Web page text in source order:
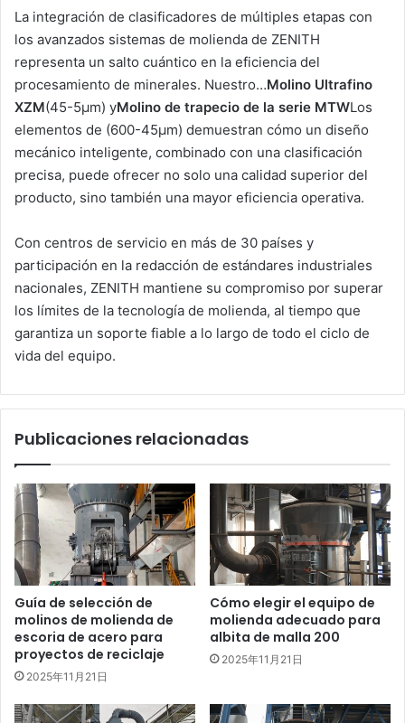
La integración de clasificadores de múltiples etapas con
los avanzados sistemas de molienda de ZENITH
representa un salto cuántico en la eficiencia del
procesamiento de minerales. Nuestro…Molino Ultrafino
XZM(45-5μm) yMolino de trapecio de la serie MTWLos
elementos de (600-45μm) demuestran cómo un diseño
mecánico inteligente, combinado con una clasificación
precisa, puede ofrecer no solo una calidad superior del
producto, sino también una mayor eficiencia operativa.
Con centros de servicio en más de 30 países y
participación en la redacción de estándares industriales
nacionales, ZENITH mantiene su compromiso por superar
los límites de la tecnología de molienda, al tiempo que
garantiza un soporte fiable a lo largo de todo el ciclo de
vida del equipo.
Publicaciones relacionadas
Guía de selección de
molinos de molienda de
escoria de acero para
proyectos de reciclaje
2025年11月21日
Cómo elegir el equipo de
molienda adecuado para
albita de malla 200
2025年11月21日